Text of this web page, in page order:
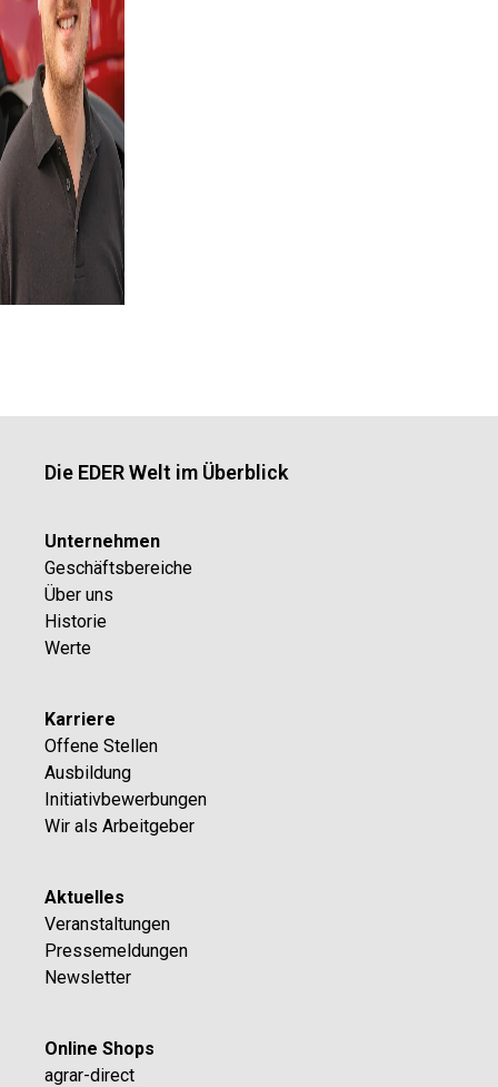
Die EDER Welt im Überblick
Unternehmen
Geschäftsbereiche
Über uns
Historie
Werte
Karriere
Offene Stellen
Ausbildung
Initiativbewerbungen
Wir als Arbeitgeber
Aktuelles
Veranstaltungen
Pressemeldungen
Newsletter
Online Shops
agrar-direct